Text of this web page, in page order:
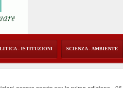
- ISTITUZIONI SCIENZA - AMBIENTE